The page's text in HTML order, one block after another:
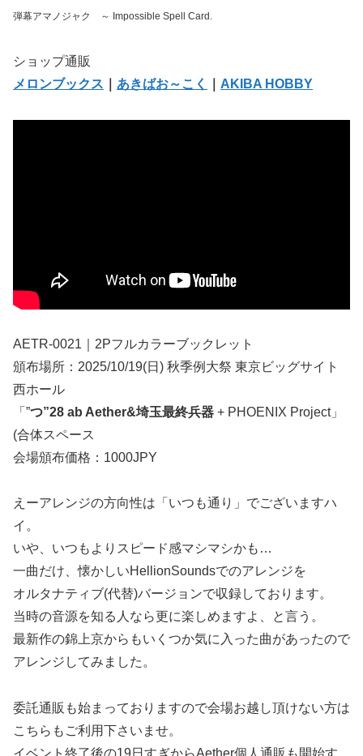
弾幕アマノジャク ～ Impossible Spell Card.
ショップ通販
メロンブックス
あきばお～こく AKIBA HOBBY
AETR-0021｜2Pフルカラーブックレット
頒布場所：2025/10/19(日) 秋季例大祭 東京ビッグサイト
西ホール
「”つ”28 ab Aether&埼玉最終兵器 + PHOENIX Project」
(合体スペース
会場頒布価格：1000JPY
えーアレンジの方向性は「いつも通り」でございますハ
イ。
いや、いつもよりスピード感マシマシかも…
一曲だけ、懐かしいHellionSoundsでのアレンジを
オルタナティブ(代替)バージョンで収録しております。
当時の音源を知る人なら更に楽しめますよ、と言う。
最新作の錦上京からもいくつか気に入った曲があったので
アレンジしてみました。
委託通販も始まっておりますので会場お越し頂けない方は
こちらもご利用下さいませ。